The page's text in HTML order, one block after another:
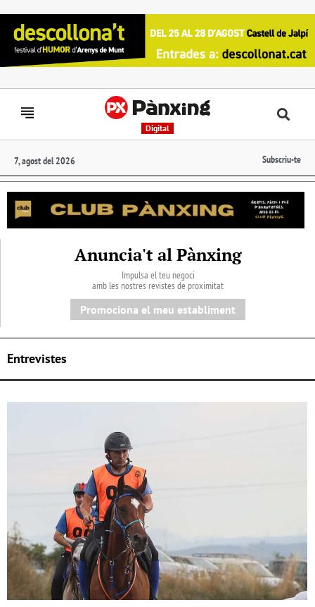
Digital
7, agost del 2026 Subscriu-te
Anuncia't al Pànxing
Impulsa el teu negoci
amb les nostres revistes de proximitat
Promociona el meu establiment
Entrevistes